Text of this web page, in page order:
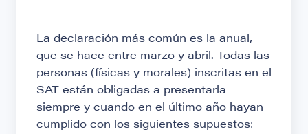
La declaración más común es la anual,
que se hace entre marzo y abril. Todas las
personas (físicas y morales) inscritas en el
SAT están obligadas a presentarla
siempre y cuando en el último año hayan
cumplido con los siguientes supuestos: